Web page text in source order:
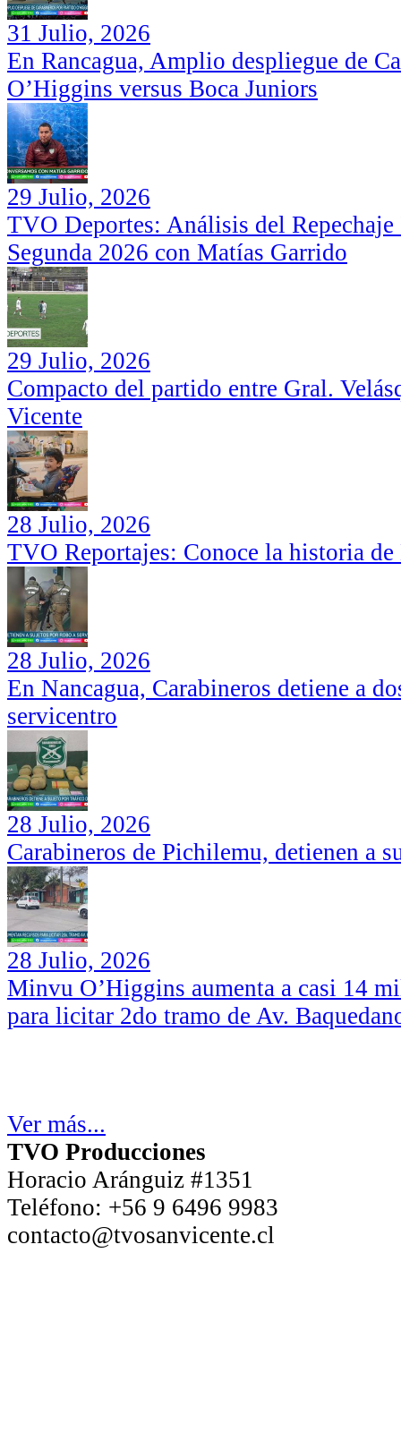
31 Julio, 2026
En Rancagua, Amplio despliegue de
O’Higgins versus Boca Juniors
29 Julio, 2026
TVO Deportes: Análisis del
Segunda 2026 con Matías Garrido
29 Julio, 2026
Compacto del partido entre Gral.
Vicente
28 Julio, 2026
TVO Reportajes: Conoce la historia
28 Julio, 2026
En Nancagua, Carabineros detiene a
servicentro
28 Julio, 2026
Carabineros de Pichilemu, detienen a
28 Julio, 2026
Minvu O’Higgins aumenta a casi 14
para licitar 2do tramo de Av.
Ver más...
TVO Producciones
Horacio Aránguiz #1351
Teléfono: +56 9 6496 9983
contacto@tvosanvicente.cl